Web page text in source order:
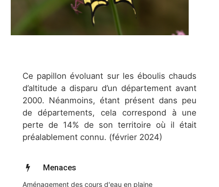
Ce papillon évoluant sur les éboulis chauds
d’altitude a disparu d’un département avant
2000. Néanmoins, étant présent dans peu
de départements, cela correspond à une
perte de 14% de son territoire où il était
préalablement connu. (février 2024)
Menaces
Aménagement des cours d'eau en plaine